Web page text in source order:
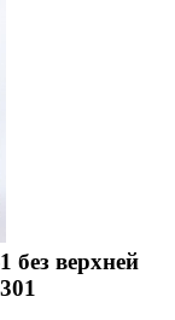
верхней